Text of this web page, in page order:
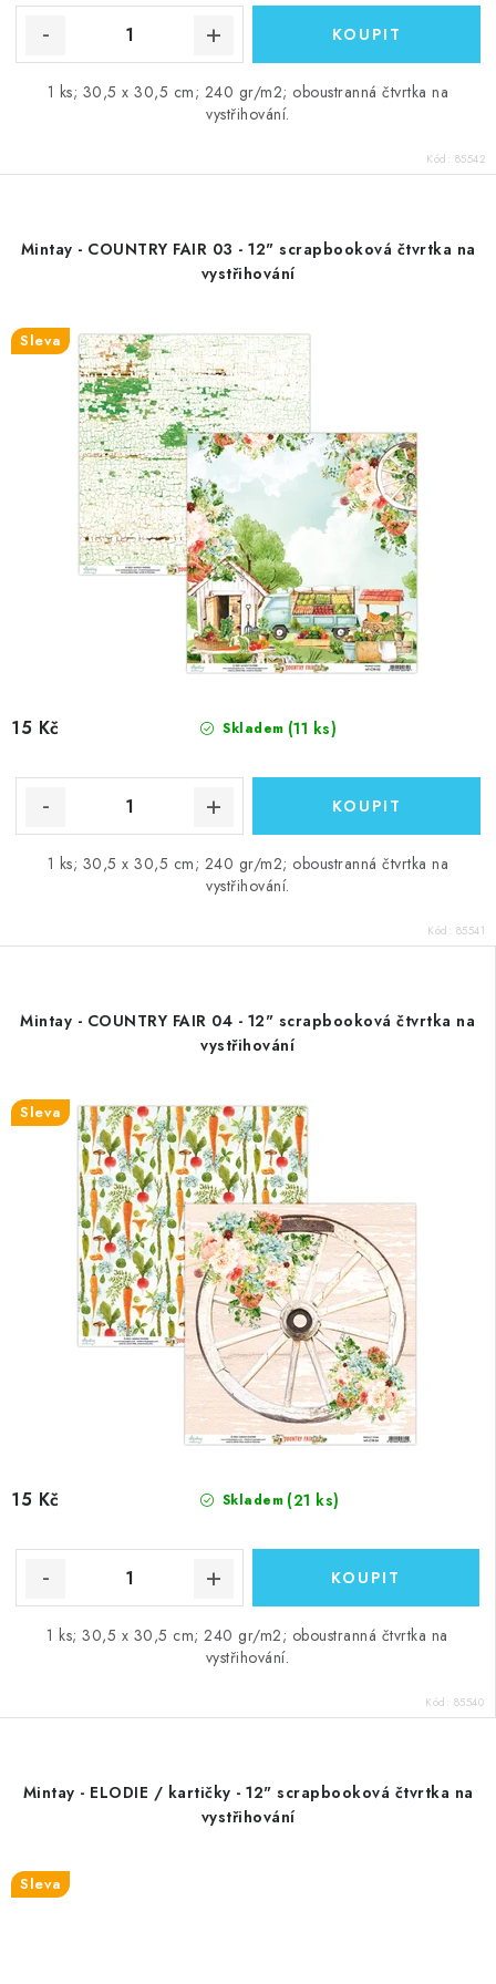
1 ks; 30,5 x 30,5 cm; 240 gr/m2; oboustranná čtvrtka na
vystřihování.
Kód: 85542
Mintay - COUNTRY FAIR 03 - 12" scrapbooková čtvrtka na
vystřihování
Sleva
Skladem (11 ks)
15 Kč
1 ks; 30,5 x 30,5 cm; 240 gr/m2; oboustranná čtvrtka na
vystřihování.
Kód: 85541
Mintay - COUNTRY FAIR 04 - 12" scrapbooková čtvrtka na
vystřihování
Sleva
Skladem (21 ks)
15 Kč
1 ks; 30,5 x 30,5 cm; 240 gr/m2; oboustranná čtvrtka na
vystřihování.
Kód: 85540
Mintay - ELODIE / kartičky - 12" scrapbooková čtvrtka na
vystřihování
Sleva